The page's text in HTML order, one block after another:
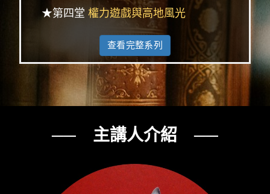
★第四堂 權力遊戲與高地風光
查看完整系列
── 主講人介紹 ──